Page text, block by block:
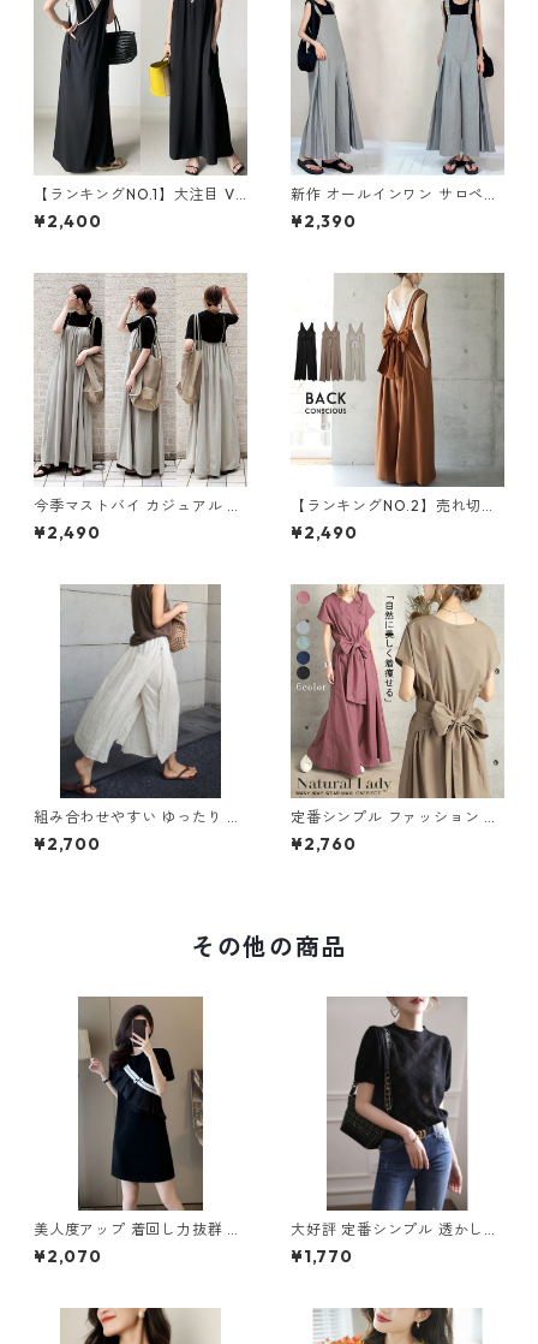
【ランキングNO.1】大注目 V
ネック ノースリーブ ワンピー
ス m-738
¥2,400
新作 オールインワン サロペッ
トパンツ m-462
¥2,390
今季マストバイ カジュアル ゆ
ったりキャミワンピース m-4
65
¥2,490
【ランキングNO.2】売れ切れ
必至 バックリボン4色展開 オ
ールインワン m-385
¥2,490
組み合わせやすい ゆったり キ
ュロットスカート パンツ m-7
63
¥2,700
定番シンプル ファッション 半
袖 バックリボン 6色展開ワン
ピース m-734
¥2,760
その他の商品
美人度アップ 着回し力抜群 エ
レガント 切り替え ワンピース
m-262
¥2,070
大好評 定番シンプル 透かし彫
り 半袖Tシャツ m-253
¥1,770